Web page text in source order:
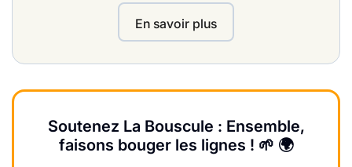
En savoir plus
Soutenez La Bouscule : Ensemble,
faisons bouger les lignes ! 🌱 🌍